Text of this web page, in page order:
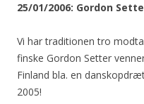
25/01/2006: Gordon
Vi har traditionen tro
finske Gordon Setter
Finland bla. en
2005!